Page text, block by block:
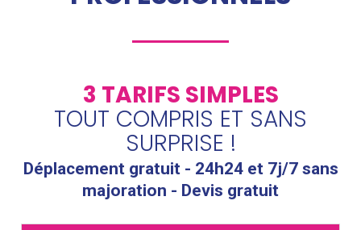
3 TARIFS SIMPLES
TOUT COMPRIS ET SANS
SURPRISE !
Déplacement gratuit - 24h24 et 7j/7 sans
majoration - Devis gratuit